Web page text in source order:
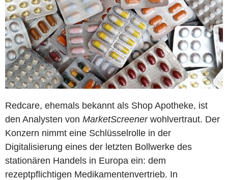
Redcare, ehemals bekannt als Shop Apotheke, ist
den Analysten von MarketScreenerwohlvertraut. Der
Konzern nimmt eine Schlüsselrolle in der
Digitalisierung eines der letzten Bollwerke des
stationären Handels in Europa ein: dem
rezeptpflichtigen Medikamentenvertrieb. In